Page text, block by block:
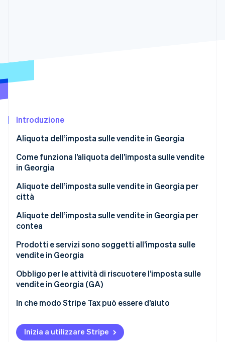
Rimozione del carbonio
Stripe Sessions 2026
Scopri come Stripe sta costruendo l'infrastruttura
Guarda ora
Introduzione
Aliquota dell’imposta sulle vendite in Georgia
Come funziona l’aliquota dell’imposta sulle vendite
in Georgia
Aliquote dell’imposta sulle vendite in Georgia per
città
Aliquote dell’imposta sulle vendite in Georgia per
contea
Prodotti e servizi sono soggetti all’imposta sulle
vendite in Georgia
Obbligo per le attività di riscuotere l’imposta sulle
vendite in Georgia (GA)
In che modo Stripe Tax può essere d’aiuto
Inizia a utilizzare Stripe